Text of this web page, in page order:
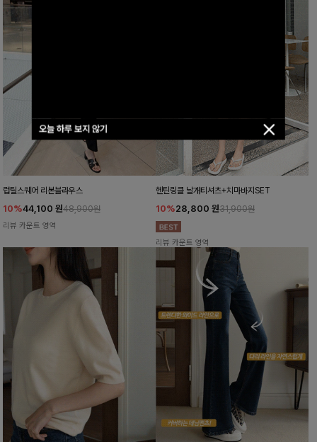
오늘 하루 보지 않기
럽틸스퀘어 리본블라우스
10%44,100 원48,900원
리뷰 카운트 영역
헨틴링클 날개티셔츠+치마바지SET
10%28,800 원31,900원
리뷰 카운트 영역